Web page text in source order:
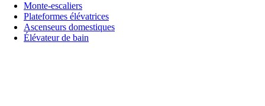
Monte-escaliers
Plateformes élévatrices
Ascenseurs domestiques
Élévateur de bain